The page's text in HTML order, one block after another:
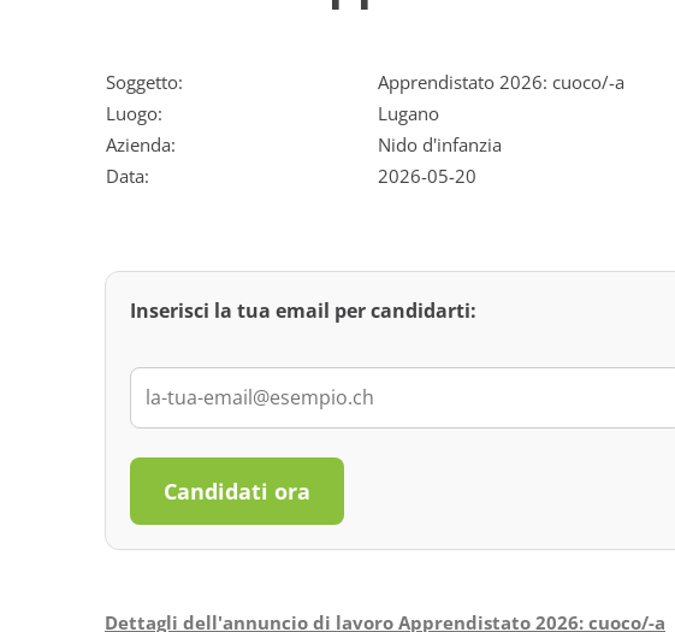
Soggetto:
Apprendistato 2026: cuoco/-a
Luogo:
Lugano
Azienda:
Nido d'infanzia
Data:
2026-05-20
Inserisci la tua email per candidarti:
Candidati ora
Dettagli dell'annuncio di lavoro Apprendistato 2026: cuoco/-a